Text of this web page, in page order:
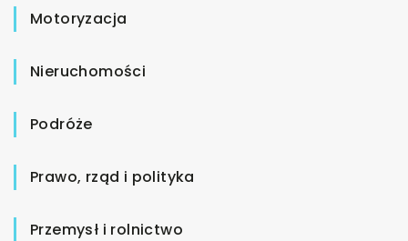
Motoryzacja
Nieruchomości
Podróże
Prawo, rząd i polityka
Przemysł i rolnictwo